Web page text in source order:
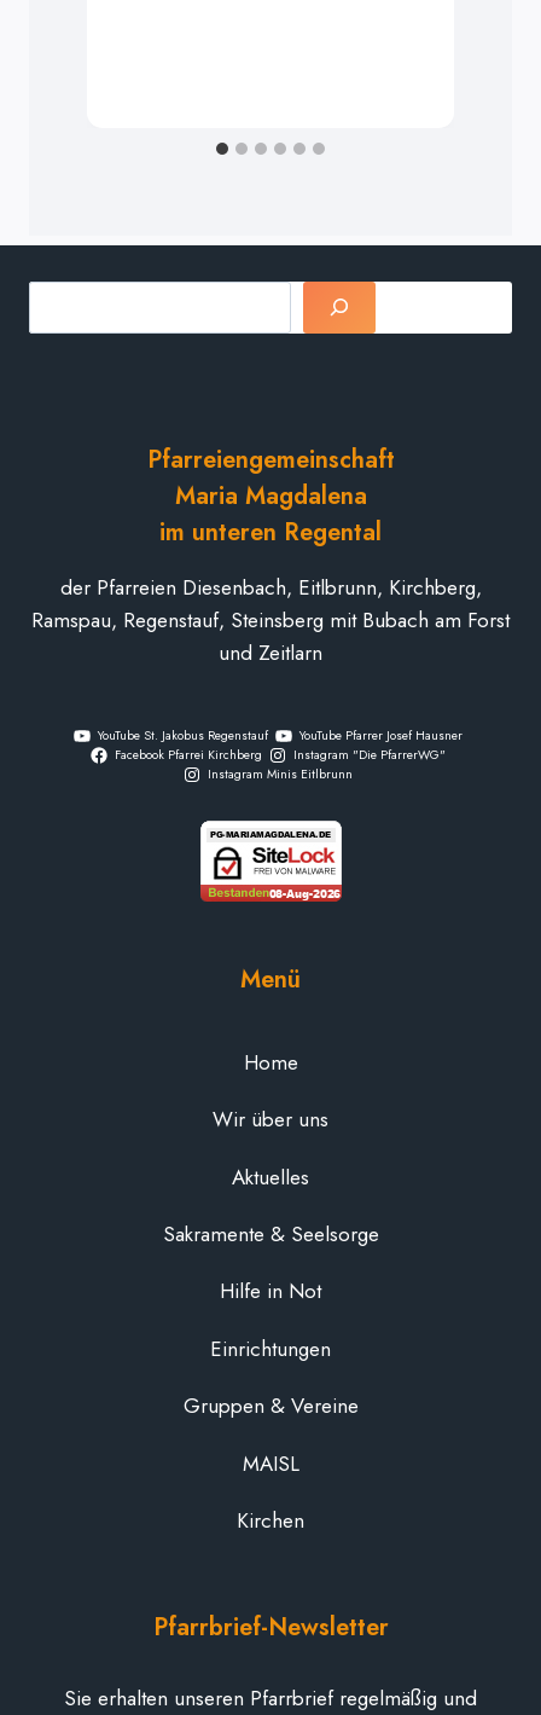
Suchen
Pfarreiengemeinschaft
Maria Magdalena
im unteren Regental
der Pfarreien Diesenbach, Eitlbrunn, Kirchberg,
Ramspau, Regenstauf, Steinsberg mit Bubach am Forst
und Zeitlarn
YouTube St. Jakobus Regenstauf
YouTube Pfarrer Josef Hausner
Facebook Pfarrei Kirchberg
Instagram "Die PfarrerWG"
Instagram Minis Eitlbrunn
Menü
Home
Wir über uns
Aktuelles
Sakramente & Seelsorge
Hilfe in Not
Einrichtungen
Gruppen & Vereine
MAISL
Kirchen
Pfarrbrief-Newsletter
Sie erhalten unseren Pfarrbrief regelmäßig und